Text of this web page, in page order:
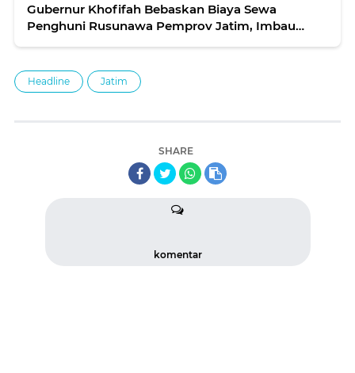
Gubernur Khofifah Bebaskan Biaya Sewa
Penghuni Rusunawa Pemprov Jatim, Imbau
Headline Jatim
SHARE
komentar